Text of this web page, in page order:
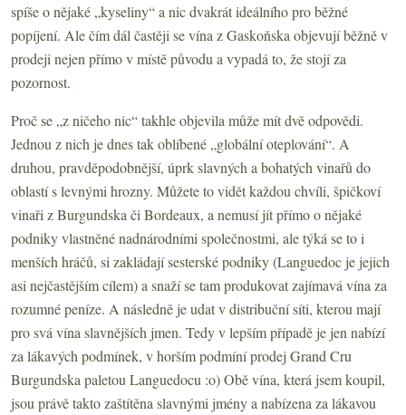
spíše o nějaké „kyseliny“ a nic dvakrát ideálního pro běžné
popíjení. Ale čím dál častěji se vína z Gaskoňska objevují běžně v
prodeji nejen přímo v místě původu a vypadá to, že stojí za
pozornost.
Proč se „z ničeho nic“ takhle objevila může mít dvě odpovědi.
Jednou z nich je dnes tak oblíbené „globální oteplování“. A
druhou, pravděpodobnější, úprk slavných a bohatých vinařů do
oblastí s levnými hrozny. Můžete to vidět každou chvíli, špičkoví
vinaři z Burgundska či Bordeaux, a nemusí jít přímo o nějaké
podniky vlastněné nadnárodními společnostmi, ale týká se to i
menších hráčů, si zakládají sesterské podniky (Languedoc je jejich
asi nejčastějším cílem) a snaží se tam produkovat zajímavá vína za
rozumné peníze. A následně je udat v distribuční síti, kterou mají
pro svá vína slavnějších jmen. Tedy v lepším případě je jen nabízí
za lákavých podmínek, v horším podmíní prodej Grand Cru
Burgundska paletou Languedocu :o) Obě vína, která jsem koupil,
jsou právě takto zaštítěna slavnými jmény a nabízena za lákavou